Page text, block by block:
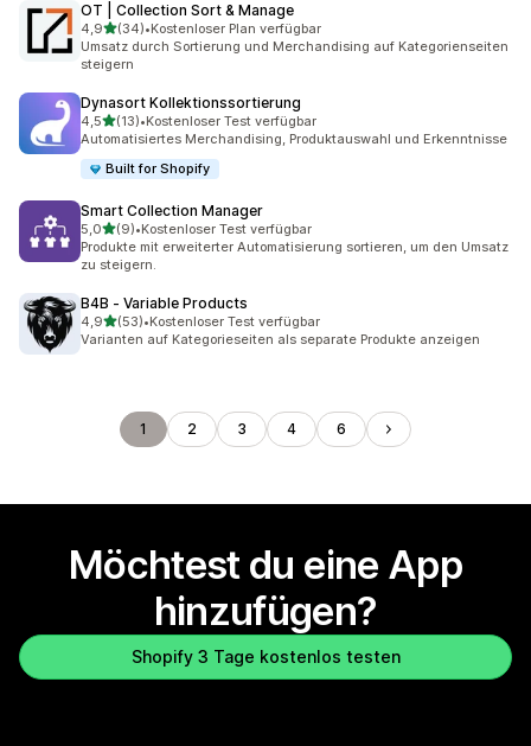
OT | Collection Sort & Manage
4,9von 5 Sternen
(34)
34 Rezensionen insgesamt
•Kostenloser Plan verfügbar
Umsatz durch Sortierung und Merchandising auf Kategorienseiten
steigern
Dynasort Kollektionssortierung
4,5von 5 Sternen
(13)
13 Rezensionen insgesamt
•Kostenloser Test verfügbar
Automatisiertes Merchandising, Produktauswahl und Erkenntnisse
Built for Shopify
Smart Collection Manager
5,0von 5 Sternen
(9)
9 Rezensionen insgesamt
•Kostenloser Test verfügbar
Produkte mit erweiterter Automatisierung sortieren, um den Umsatz
zu steigern.
B4B ‑ Variable Products
4,9von 5 Sternen
(53)
53 Rezensionen insgesamt
•Kostenloser Test verfügbar
Varianten auf Kategorieseiten als separate Produkte anzeigen
1 2 3 4 6
Möchtest du eine App
hinzufügen?
Shopify 3 Tage kostenlos testen